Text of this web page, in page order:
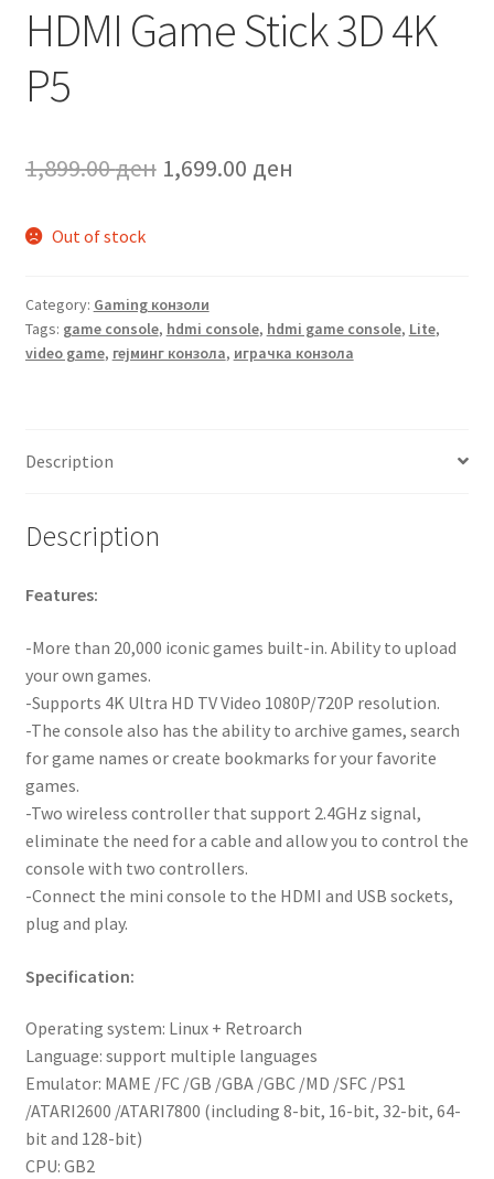
HDMI Game Stick 3D 4K
P5
1,899.00ден Original
1,699.00 ден
Out of stock
Category: Gaming конзоли
Tags: game console, hdmi console, hdmi game console, Lite,
video game, гејминг конзола, играчка конзола
Description
Description
Features:
-More than 20,000 iconic games built-in. Ability to upload
your own games.
-Supports 4K Ultra HD TV Video 1080P/720P resolution.
-The console also has the ability to archive games, search
for game names or create bookmarks for your favorite
games.
-Two wireless controller that support 2.4GHz signal,
eliminate the need for a cable and allow you to control the
console with two controllers.
-Connect the mini console to the HDMI and USB sockets,
plug and play.
Specification:
Operating system: Linux + Retroarch
Language: support multiple languages
Emulator: MAME /FC /GB /GBA /GBC /MD /SFC /PS1
/ATARI2600 /ATARI7800 (including 8-bit, 16-bit, 32-bit, 64-
bit and 128-bit)
CPU: GB2